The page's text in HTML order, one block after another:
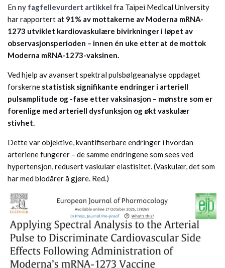
En ny fagfellevurdert artikkel fra Taipei Medical University
har rapportert at 91% av mottakerne av Moderna mRNA-
1273 utviklet kardiovaskulære bivirkninger i løpet av
observasjonsperioden – innen én uke etter at de mottok
Moderna mRNA-1273-vaksinen.
Ved hjelp av avansert spektral pulsbølgeanalyse oppdaget
forskerne statistisk signifikante endringer i arteriell
pulsamplitude og -fase etter vaksinasjon – mønstre som er
forenlige med arteriell dysfunksjon og økt vaskulær
stivhet.
Dette var objektive, kvantifiserbare endringer i hvordan
arteriene fungerer – de samme endringene som sees ved
hypertensjon, redusert vaskulær elastisitet. (Vaskulær, det som
har med blodårer å gjøre. Red.)